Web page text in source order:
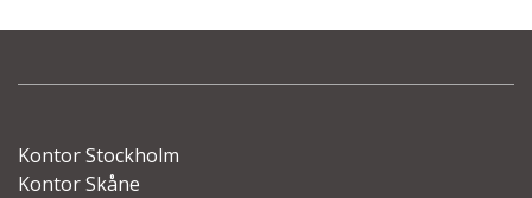
Kontor Stockholm
Kontor Skåne